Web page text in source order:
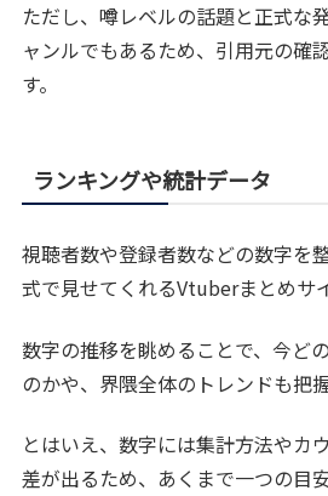
ただし、噂レベルの話題と正式な
ャンルでもあるため、引用元の確
す。
ランキングや統計データ
視聴者数や登録者数などの数字を
式で見せてくれるVtuberまとめサ
数字の推移を眺めることで、今ど
のかや、界隈全体のトレンドも把
とはいえ、数字には集計方法やカ
差が出るため、あくまで一つの目